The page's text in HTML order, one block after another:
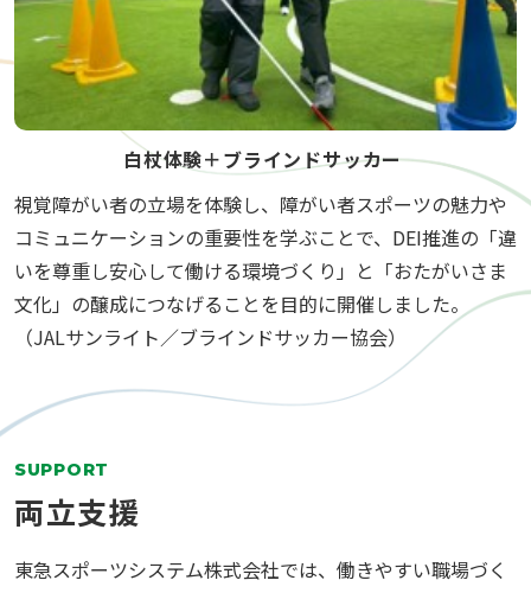
白杖体験＋ブラインドサッカー
視覚障がい者の立場を体験し、障がい者スポーツの魅力や
コミュニケーションの重要性を学ぶことで、DEI推進の「違
いを尊重し安心して働ける環境づくり」と「おたがいさま
文化」の醸成につなげることを目的に開催しました。
（JALサンライト／ブラインドサッカー協会）
SUPPORT
両立支援
東急スポーツシステム株式会社では、働きやすい職場づく